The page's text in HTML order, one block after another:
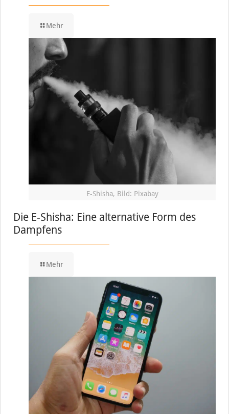
Mehr
E-Shisha, Bild: Pixabay
Die E-Shisha: Eine alternative Form des
Dampfens
Mehr